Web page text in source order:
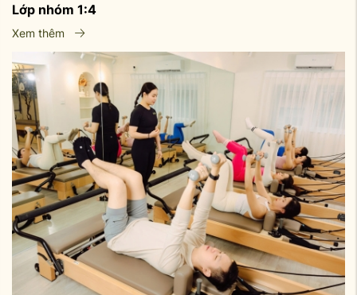
Lớp nhóm 1:4
Xem thêm